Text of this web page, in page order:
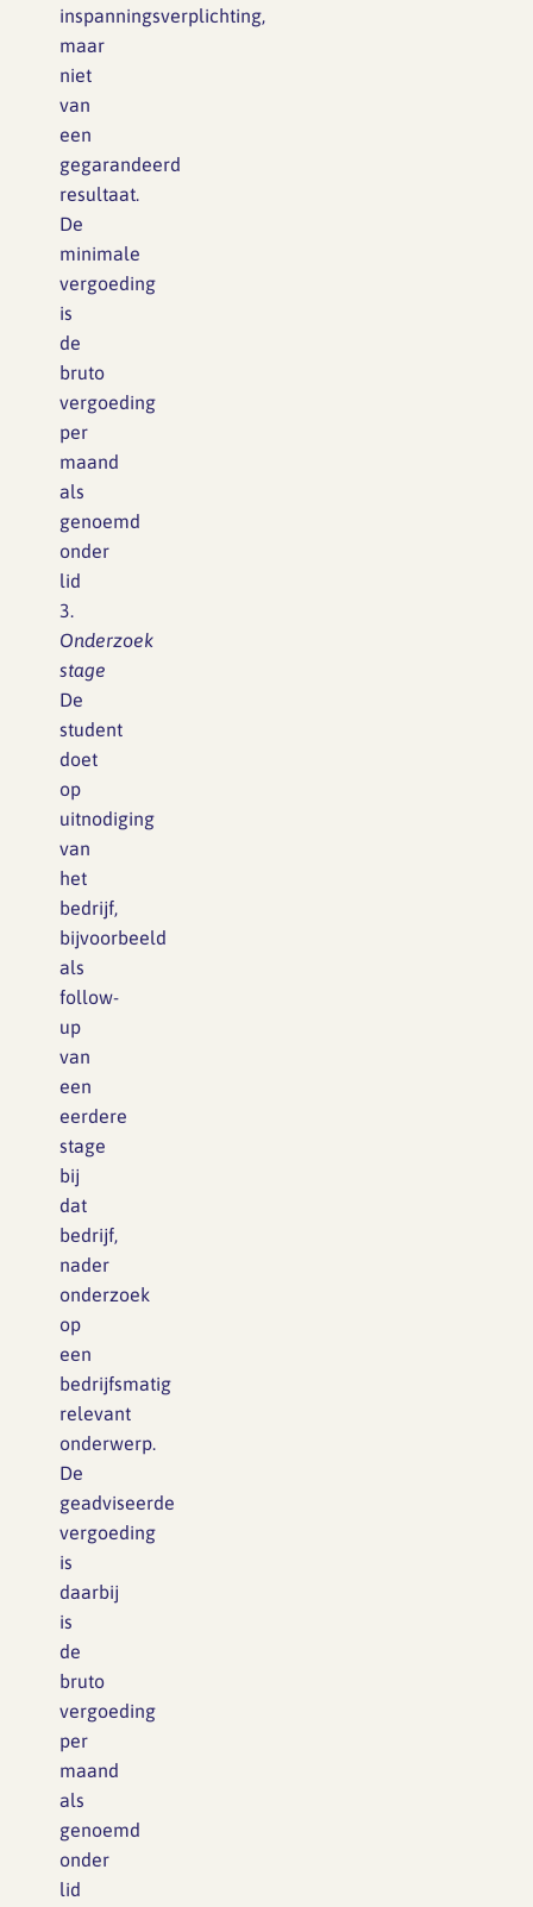
inspanningsverplichting,
maar
niet
van
een
gegarandeerd
resultaat.
De
minimale
vergoeding
is
de
bruto
vergoeding
per
maand
als
genoemd
onder
lid
3.
Onderzoek
stage
De
student
doet
op
uitnodiging
van
het
bedrijf,
bijvoorbeeld
als
follow-
up
van
een
eerdere
stage
bij
dat
bedrijf,
nader
onderzoek
op
een
bedrijfsmatig
relevant
onderwerp.
De
geadviseerde
vergoeding
is
daarbij
is
de
bruto
vergoeding
per
maand
als
genoemd
onder
lid